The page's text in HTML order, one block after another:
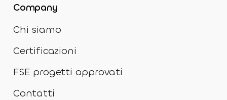
Company
Chi siamo
Certificazioni
FSE progetti approvati
Contatti